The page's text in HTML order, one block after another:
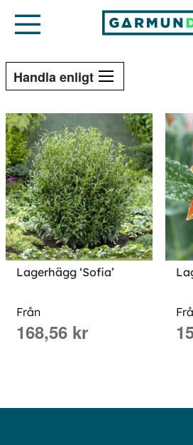
innehållet
Lagerhägg ‘Sofia’
Från
168,56 kr
Handla enligt